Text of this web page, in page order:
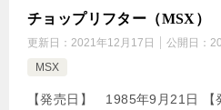
チョップリフター（MSX）
更新日： 2021年12月17日 公開日：
MSX
【発売日】 1985年9月21日